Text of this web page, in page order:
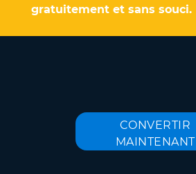
gratuitement et sans souci.
CONVERTIR
MAINTENANT